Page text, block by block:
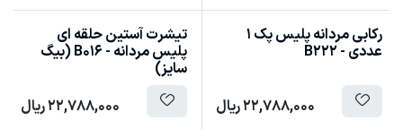
رکابی مردانه پلیس پک 1
عددی - B222
22,788,000ریال
تیشرت آستین حلقه ای
پلیس مردانه - B016 (بیگ
سایز)
22,788,000ریال